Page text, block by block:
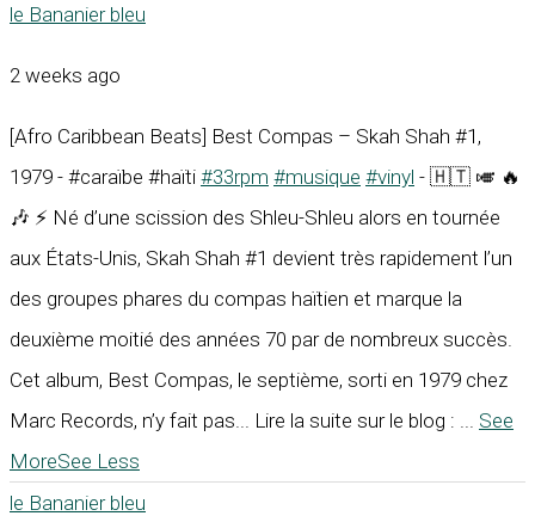
le Bananier bleu
2 weeks ago
[Afro Caribbean Beats] Best Compas – Skah Shah #1,
1979 - #caraïbe #haïti #33rpm #musique #vinyl - 🇭🇹 🎺 🔥
🎶 ⚡ Né d’une scission des Shleu-Shleu alors en tournée
aux États-Unis, Skah Shah #1 devient très rapidement l’un
des groupes phares du compas haïtien et marque la
deuxième moitié des années 70 par de nombreux succès.
Cet album, Best Compas, le septième, sorti en 1979 chez
Marc Records, n’y fait pas... Lire la suite sur le blog :
See
MoreSee Less
le Bananier bleu